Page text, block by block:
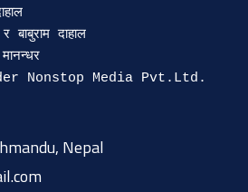
दाहाल
Nepal